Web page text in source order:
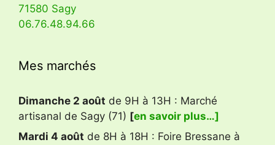
71580 Sagy
06.76.48.94.66
Mes marchés
Dimanche 2 août de 9H à 13H : Marché
artisanal de Sagy (71) [en savoir plus…]
Mardi 4 août de 8H à 18H : Foire Bressane à